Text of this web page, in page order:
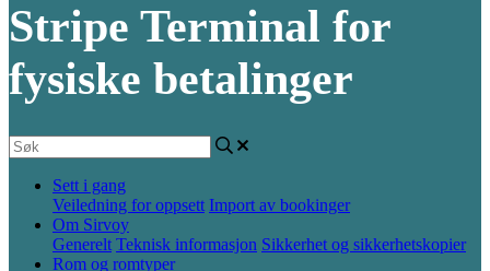
Stripe Terminal for
fysiske betalinger
Sett i gang
Veiledning for oppsett Import av bookinger
Om Sirvoy
Generelt Teknisk informasjon Sikkerhet og sikkerhetskopier
Rom og romtyper